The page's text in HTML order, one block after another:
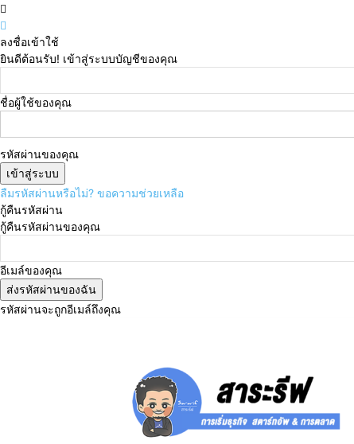
ลงชื่อเข้าใช้
ยินดีต้อนรับ! เข้าสู่ระบบบัญชีของคุณ
ชื่อผู้ใช้ของคุณ
รหัสผ่านของคุณ
ลืมรหัสผ่านหรือไม่? ขอความช่วยเหลือ
กู้คืนรหัสผ่าน
กู้คืนรหัสผ่านของคุณ
อีเมล์ของคุณ
รหัสผ่านจะถูกอีเมล์ถึงคุณ